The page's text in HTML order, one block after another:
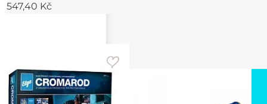
547,40 Kč